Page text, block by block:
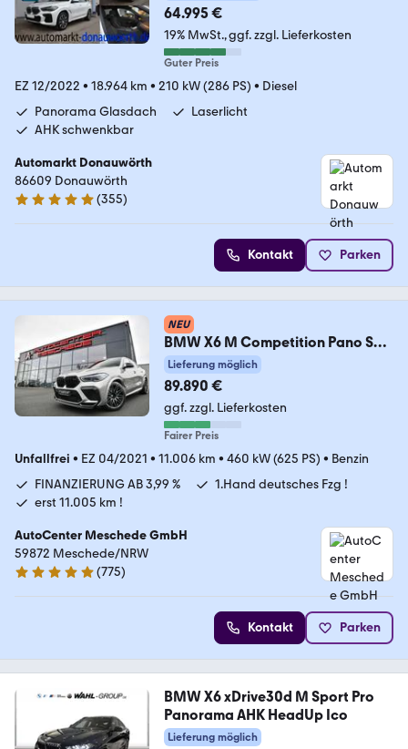
64.995 €
19% MwSt. ggf. zzgl. Lieferkosten
Guter Preis
EZ 12/2022 • 18.964 km • 210 kW (286 PS) • Diesel
Panorama Glasdach
Laserlicht
AHK schwenkbar
Automarkt Donauwörth
86609 Donauwörth
4.9 Sterne
(355)
Kontakt Parken
NEU
BMW X6 M Competition Pano Sky
Lounge* Carbon* 360° *
Lieferung möglich
89.890 €
ggf. zzgl. Lieferkosten
Fairer Preis
Unfallfrei • EZ 04/2021 • 11.006 km • 460 kW (625 PS) • Benzin
FINANZIERUNG AB 3,99 %
1.Hand deutsches Fzg !
erst 11.005 km !
AutoCenter Meschede GmbH
59872 Meschede/NRW
4.8 Sterne
(775)
Kontakt Parken
BMW X6 xDrive30d M Sport Pro
Panorama AHK HeadUp Ico
Lieferung möglich